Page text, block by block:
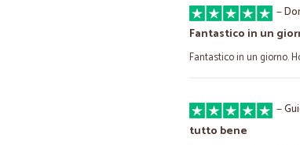
—
Fantastico in un
Fantastico in un giorno.
—
tutto bene